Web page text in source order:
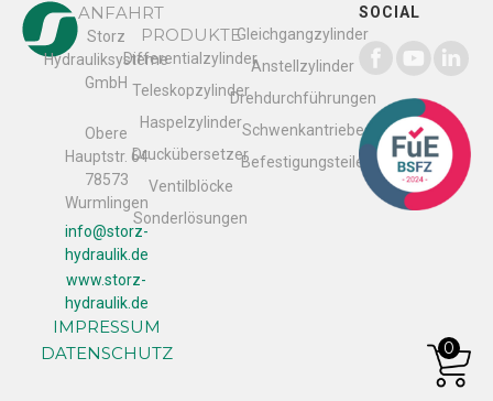
ANFAHRT
Storz
Hydrauliksysteme
GmbH
Obere
Hauptstr. 64
78573
Wurmlingen
info@storz-
hydraulik.de
www.storz-
hydraulik.de
IMPRESSUM
DATENSCHUTZ
PRODUKTE
Differentialzylinder
Teleskopzylinder
Haspelzylinder
Druckübersetzer
Ventilblöcke
Sonderlösungen
Gleichgangzylinder
Anstellzylinder
Drehdurchführungen
Schwenkantriebe
Befestigungsteile
SOCIAL
0